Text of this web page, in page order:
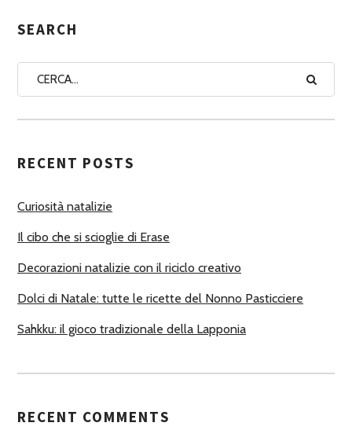
G
A
U
O
I
SEARCH
RECENT POSTS
Curiosità natalizie
Il cibo che si scioglie di Erase
Decorazioni natalizie con il riciclo creativo
Dolci di Natale: tutte le ricette del Nonno Pasticciere
Sahkku: il gioco tradizionale della Lapponia
RECENT COMMENTS